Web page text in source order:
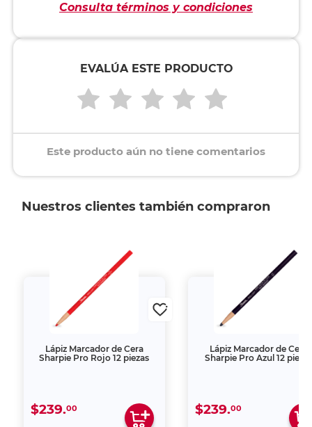
Consulta términos y condiciones
EVALÚA ESTE PRODUCTO
Este producto aún no tiene comentarios
Nuestros clientes también compraron
Lápiz Marcador de Cera
Sharpie Pro Rojo 12 piezas
$239.00
Lápiz Marcador de Cera
Sharpie Pro Azul 12 piezas
$239.00